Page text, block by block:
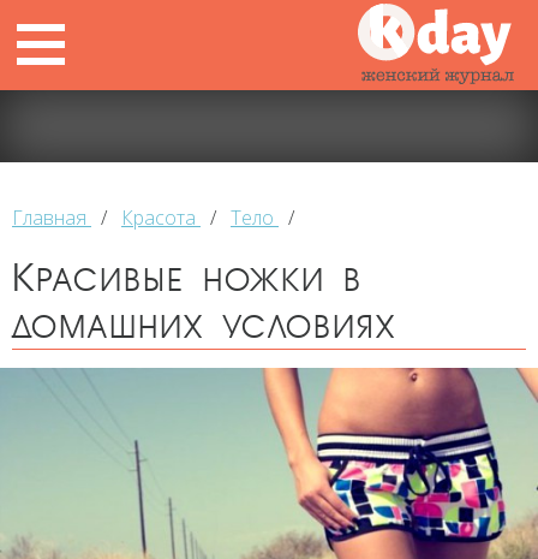
Главная / Красота / Тело /
Красивые ножки в
домашних условиях